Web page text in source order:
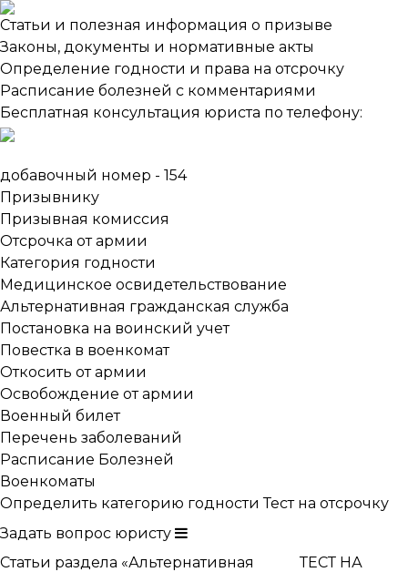
Статьи и полезная информация о призыве
Законы, документы и нормативные акты
Определение годности и права на отсрочку
Расписание болезней с комментариями
Бесплатная консультация юриста по телефону:
добавочный номер - 154
Призывнику
Призывная комиссия
Отсрочка от армии
Категория годности
Медицинское освидетельствование
Альтернативная гражданская служба
Постановка на воинский учет
Повестка в военкомат
Откосить от армии
Освобождение от армии
Военный билет
Перечень заболеваний
Расписание Болезней
Военкоматы
Определить категорию годности Тест на отсрочку
Задать вопрос юристу
Статьи раздела «Альтернативная
ТЕСТ НА